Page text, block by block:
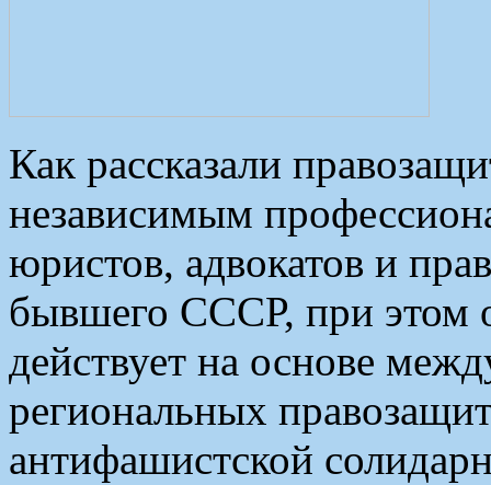
Как рассказали
независимым
юристов, адвокатов и
бывшего СССР, при этом
действует на основе
региональных
антифашистской